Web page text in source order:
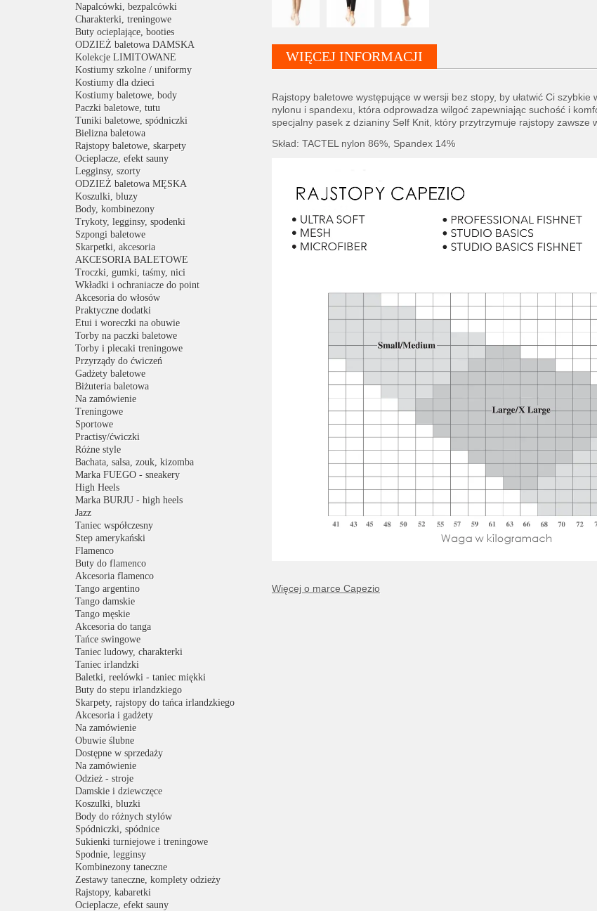
Napalcówki, bezpalcówki
Charakterki, treningowe
Buty ocieplające, booties
ODZIEŻ baletowa DAMSKA
Kolekcje LIMITOWANE
Kostiumy szkolne / uniformy
Kostiumy dla dzieci
Kostiumy baletowe, body
Paczki baletowe, tutu
Tuniki baletowe, spódniczki
Bielizna baletowa
Rajstopy baletowe, skarpety
Ocieplacze, efekt sauny
Legginsy, szorty
ODZIEŻ baletowa MĘSKA
Koszulki, bluzy
Body, kombinezony
Trykoty, legginsy, spodenki
Szpongi baletowe
Skarpetki, akcesoria
AKCESORIA BALETOWE
Troczki, gumki, taśmy, nici
Wkładki i ochraniacze do point
Akcesoria do włosów
Praktyczne dodatki
Etui i woreczki na obuwie
Torby na paczki baletowe
Torby i plecaki treningowe
Przyrządy do ćwiczeń
Gadżety baletowe
Biżuteria baletowa
Na zamówienie
Treningowe
Sportowe
Practisy/ćwiczki
Różne style
Bachata, salsa, zouk, kizomba
Marka FUEGO - sneakery
High Heels
Marka BURJU - high heels
Jazz
Taniec współczesny
Step amerykański
Flamenco
Buty do flamenco
Akcesoria flamenco
Tango argentino
Tango damskie
Tango męskie
Akcesoria do tanga
Tańce swingowe
Taniec ludowy, charakterki
Taniec irlandzki
Baletki, reelówki - taniec miękki
Buty do stepu irlandzkiego
Skarpety, rajstopy do tańca irlandzkiego
Akcesoria i gadżety
Na zamówienie
Obuwie ślubne
Dostępne w sprzedaży
Na zamówienie
Odzież - stroje
Damskie i dziewczęce
Koszulki, bluzki
Body do różnych stylów
Spódniczki, spódnice
Sukienki turniejowe i treningowe
Spodnie, legginsy
Kombinezony taneczne
Zestawy taneczne, komplety odzieży
Rajstopy, kabaretki
Ocieplacze, efekt sauny
WIĘCEJ INFORMACJI
Rajstopy baletowe występujące w wersji bez stopy, by ułatwić Ci
nylonu i spandexu, która odprowadza wilgoć zapewniając suchość i
specjalny pasek z dzianiny Self Knit, który przytrzymuje rajstopy zawsze
Skład: TACTEL nylon 86%, Spandex 14%
Więcej o marce Capezio